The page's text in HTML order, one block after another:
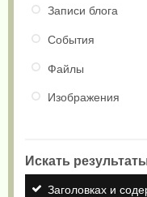
Записи блога
События
Файлы
Изображения
Искать
Заголовках и